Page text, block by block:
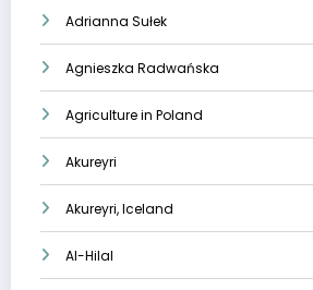
Adrianna Sułek
Agnieszka Radwańska
Agriculture in Poland
Akureyri
Akureyri, Iceland
Al-Hilal